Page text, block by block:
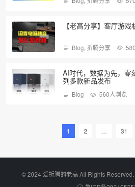
【老高分享】客厅游
Blog, 折腾分享
AI时代，数据为先，零
列多款新品发布
Blog 560人浏览
1 2 … 31
©️ 2024 爱折腾的老高 All Rights